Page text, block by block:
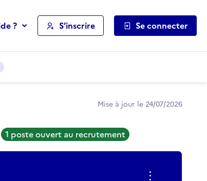
? S’inscrire Se connecter
Mise à jour le 24/07/2026
1 poste ouvert au recrutement